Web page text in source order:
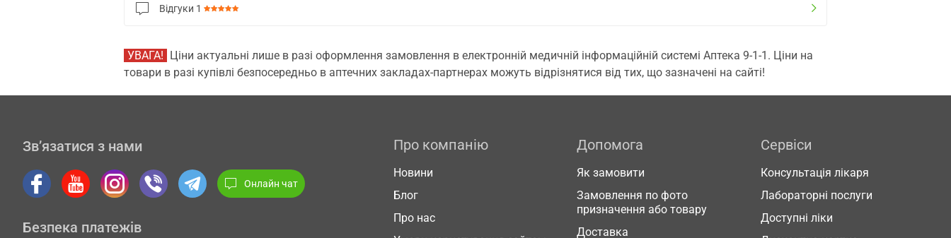
Відгуки 1
УВАГА! Ціни актуальні лише в разі оформлення замовлення в електронній медичній інформаційній системі Аптека 9-1-1. Ціни на
товари в разі купівлі безпосередньо в аптечних закладах-партнерах можуть відрізнятися від тих, що зазначені на сайті!
Зв’язатися з нами
Онлайн чат
Безпека платежів
Про компанію
Новини
Блог
Про нас
Допомога
Як замовити
Замовлення по фото
призначення або товару
Доставка
Сервіси
Консультація лікаря
Лабораторні послуги
Доступні ліки